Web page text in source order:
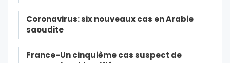
Coronavirus: six nouveaux cas en Arabie
saoudite
France-Un cinquième cas suspect de